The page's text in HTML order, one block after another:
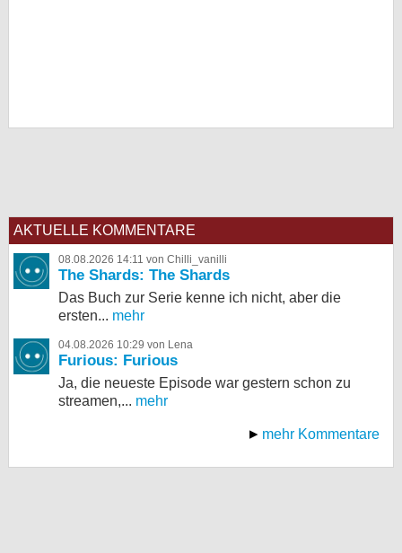
AKTUELLE KOMMENTARE
08.08.2026 14:11 von Chilli_vanilli
The Shards: The Shards
Das Buch zur Serie kenne ich nicht, aber die
ersten... mehr
04.08.2026 10:29 von Lena
Furious: Furious
Ja, die neueste Episode war gestern schon zu
streamen,... mehr
mehr Kommentare